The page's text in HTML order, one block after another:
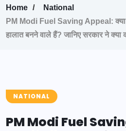
Home
National
PM Modi Fuel Saving Appeal:
हालात बनने वाले हैं? जानिए सरकार ने क्या
NATIONAL
PM Modi Fuel